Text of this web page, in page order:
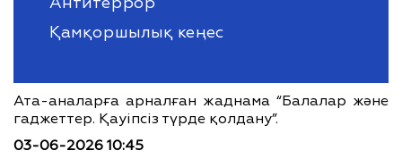
Қамқоршылық кеңес
Ата-аналарға арналған жаднама “Балалар және
гаджеттер. Қауіпсіз түрде қолдану”.
03-06-2026 10:45